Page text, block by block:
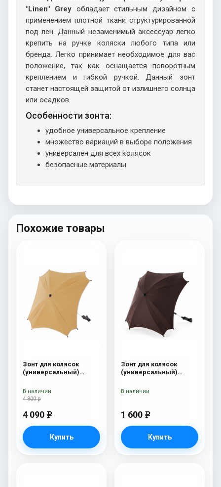
"Linen" Greyобладает стильным дизайном с
применением плотной ткани структурированной
под лен. Данный незаменимый аксессуар легко
крепить на ручке коляски любого типа или
бренда. Легко принимает необходимое для вас
положение, так как оснащается поворотным
креплением и гибкой ручкой. Данный зонт
станет настоящей защитой от излишнего солнца
или осадков.
Особенности зонта:
удобное универсальное крепление
множество вариаций в выборе положения
универсален для всех колясок
безопасные материалы
Похожие товары
Зонт для колясок
(универсальный)
Dark Beige
4 800 р
4 090 e
Купить
В наличии
Зонт для колясок
(универсальный)
1 600 e
Купить
В наличии